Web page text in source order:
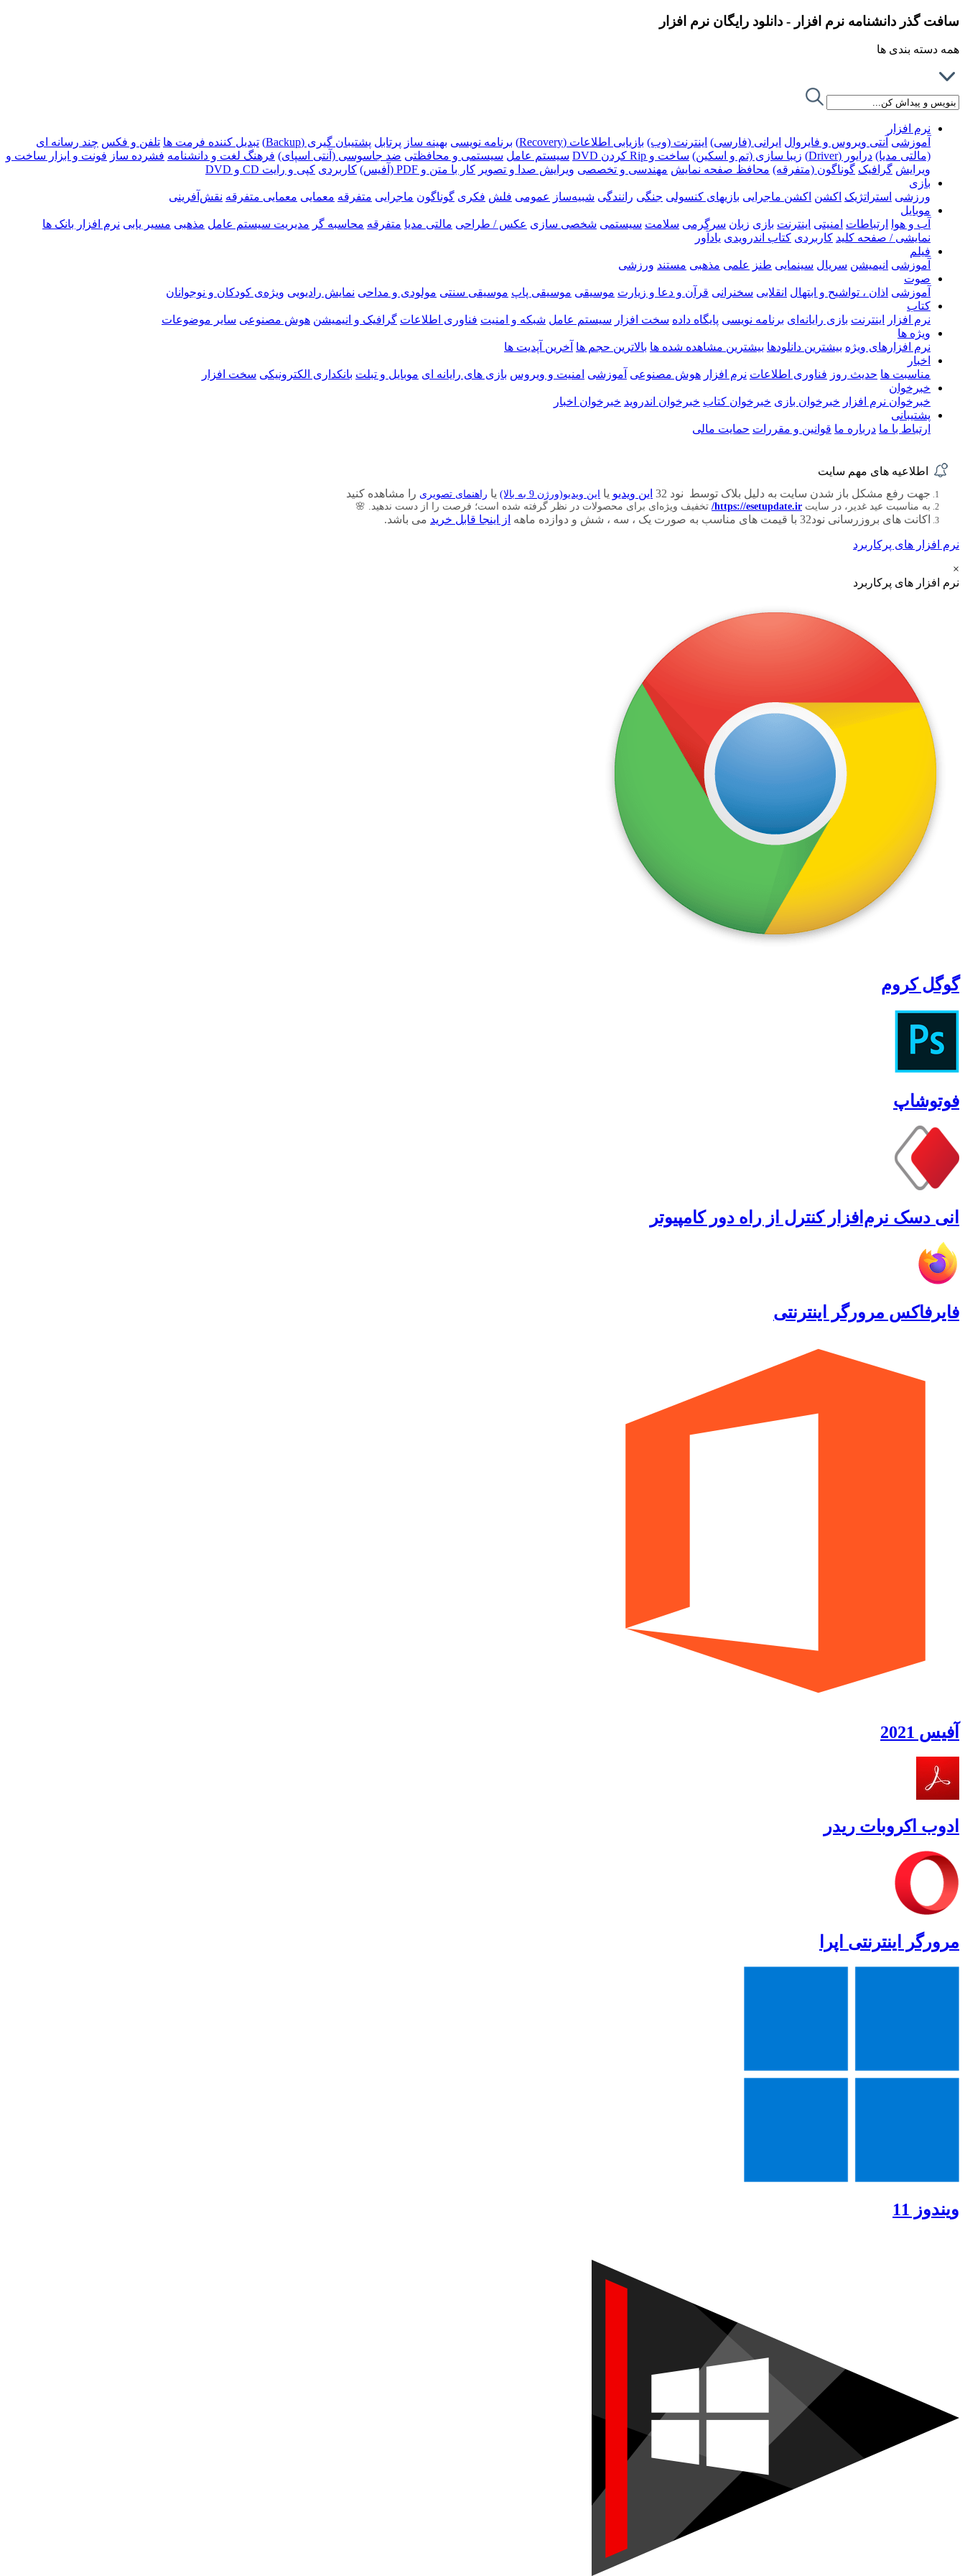
سافت گذر دانشنامه نرم افزار - دانلود رایگان نرم افزار
همه دسته بندی ها
نرم افزار
آموزشی آنتی ویروس و فایروال ایرانی (فارسی) اینترنت (وب) بازیابی اطلاعات (Recovery) برنامه نویسی بهینه ساز پرتابل پشتیبان گیری (Backup) تبدیل کننده فرمت ها تلفن و فکس چند رسانه ای
(مالتی مدیا) درایور (Driver) زیبا سازی (تم و اسکین) ساخت و Rip کردن DVD سیستم عامل سیستمی و محافظتی ضد جاسوسی (آنتی اسپای) فرهنگ لغت و دانشنامه فشرده ساز فونت و ابزار ساخت و
ویرایش گرافیک گوناگون (متفرقه) محافظ صفحه نمایش مهندسی و تخصصی ویرایش صدا و تصویر کار با متن و PDF (آفیس) کاربردی کپی و رایت CD و DVD
بازی
ورزشی استراتژیک اکشن اکشن ماجرایی بازیهای کنسولی جنگی رانندگی شبیه‌ساز عمومی فلش فکری گوناگون ماجرایی متفرقه معمایی معمایی متفرقه نقش‌آفرینی
موبایل
آب و هوا
ارتباطات امنیتی اینترنت بازی زبان سرگرمی سلامت سیستمی شخصی سازی عکس / طراحی مالتی مدیا متفرقه محاسبه گر مدیریت سیستم عامل مذهبی مسیر یابی نرم افزار بانک ها
نمایشی / صفحه کلید کاربردی کتاب اندرویدی یادآور
فیلم
آموزشی انیمیشن سریال سینمایی طنز علمی مذهبی مستند ورزشی
صوت
آموزشی اذان ، تواشیح و ابتهال انقلابی سخنرانی قرآن و دعا و زیارت موسیقی موسیقی پاپ موسیقی سنتی مولودی و مداحی نمایش رادیویی ویژه‌ی کودکان و نوجوانان
کتاب
نرم افزار
اینترنت بازی رایانه‌ای برنامه نویسی پایگاه داده سخت افزار سیستم عامل شبکه و امنیت فناوری اطلاعات گرافیک و انیمیشن هوش مصنوعی سایر موضوعات
ویژه ها
نرم افزارهای ویژه بیشترین دانلودها بیشترین مشاهده شده ها بالاترین حجم ها آخرین آپدیت ها
اخبار
مناسبت ها حدیث روز فناوری اطلاعات نرم افزار هوش مصنوعی آموزشی امنیت و ویروس بازی های رایانه ای موبایل و تبلت بانکداری الکترونیکی سخت افزار
خبرخوان
خبرخوان نرم افزار خبرخوان بازی خبرخوان کتاب خبرخوان اندروید خبرخوان اخبار
پشتیبانی
ارتباط با ما درباره ما قوانین و مقررات حمایت مالی
اطلاعیه های مهم سایت
جهت رفع مشکل باز شدن سایت به دلیل بلاک توسط نود 32
این ویدیو یا این ویدیو(ورژن 9 به بالا) یا راهنمای تصویری را مشاهده کنید
به مناسبت عید غدیر، در سایت https://esetupdate.ir/ تخفیف ویژه‌ای برای محصولات در نظر گرفته شده است؛ فرصت را از دست ندهید. 🌸
اکانت های بروزرسانی نود32 با قیمت های مناسب به صورت یک ، سه ، شش و دوازده ماهه از اینجا قابل خرید می باشد.
نرم افزار های پرکاربرد
×
نرم افزار های پرکاربرد
گوگل کروم
فوتوشاپ
انی دسک نرم‌افزار کنترل از راه دور کامپیوتر
فایرفاکس مرورگر اینترنتی
آفیس 2021
ادوب اکروبات ریدر
مرورگر اینترنتی اپرا
ویندوز 11